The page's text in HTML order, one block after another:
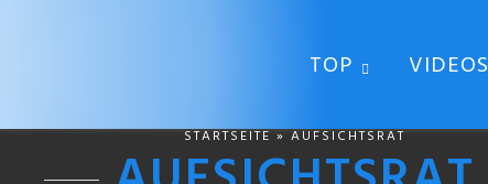
TOP VIDEOS
STARTSEITE » AUFSICHTSRAT